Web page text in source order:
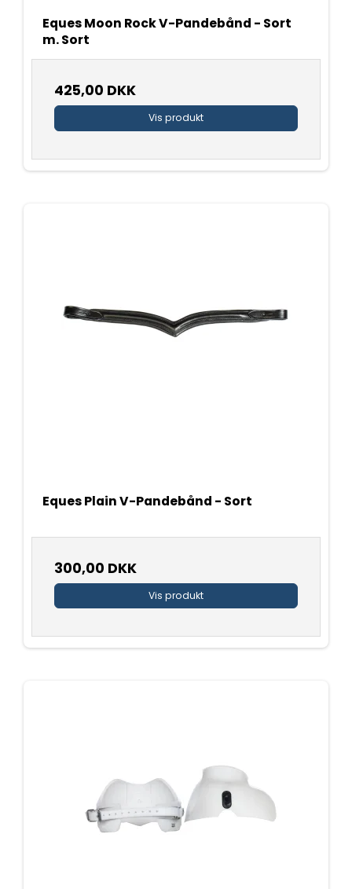
Eques Moon Rock V-Pandebånd - Sort
m. Sort
425,00 DKK
Vis produkt
Eques Plain V-Pandebånd - Sort
300,00 DKK
Vis produkt